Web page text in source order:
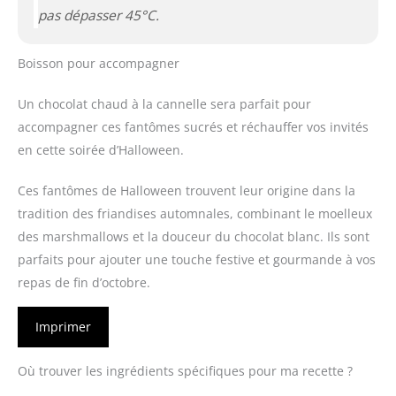
pas dépasser 45°C.
Boisson pour accompagner
Un chocolat chaud à la cannelle sera parfait pour
accompagner ces fantômes sucrés et réchauffer vos invités
en cette soirée d’Halloween.
Ces fantômes de Halloween trouvent leur origine dans la
tradition des friandises automnales, combinant le moelleux
des marshmallows et la douceur du chocolat blanc. Ils sont
parfaits pour ajouter une touche festive et gourmande à vos
repas de fin d’octobre.
Imprimer
Où trouver les ingrédients spécifiques pour ma recette ?